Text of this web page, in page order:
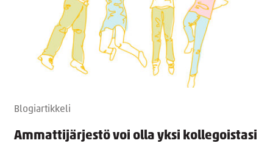
Blogiartikkeli
Ammattijärjestö voi olla yksi kollegoistasi